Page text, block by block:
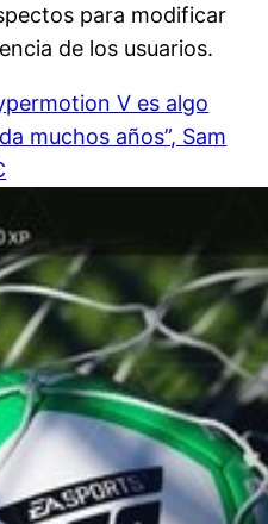
para modificar
de los usuarios.
V es algo
muchos años”, Sam